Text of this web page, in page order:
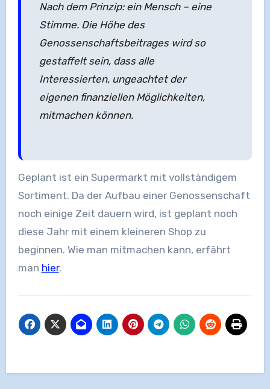
Nach dem Prinzip: ein Mensch – eine
Stimme. Die Höhe des
Genossenschaftsbeitrages wird so
gestaffelt sein, dass alle
Interessierten, ungeachtet der
eigenen finanziellen Möglichkeiten,
mitmachen können.
Geplant ist ein Supermarkt mit vollständigem
Sortiment. Da der Aufbau einer Genossenschaft
noch einige Zeit dauern wird, ist geplant noch
diese Jahr mit einem kleineren Shop zu
beginnen. Wie man mitmachen kann, erfährt
man hier.